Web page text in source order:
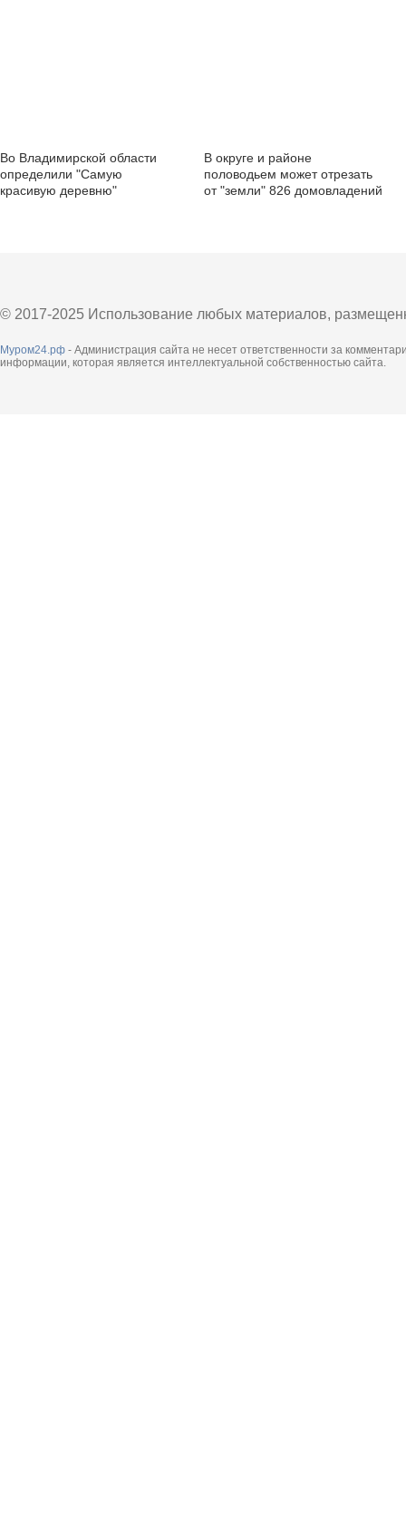
Во Владимирской области
определили "Самую
красивую деревню"
В округе и районе
половодьем может отрезать
от "земли" 826 домовладений
© 2017-2025 Использование любых материалов,
Муром24.рф - Администрация сайта не несет ответственности за
информации, которая является интеллектуальной собственностью сайта.